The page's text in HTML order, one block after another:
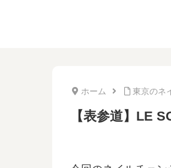
ホーム 東京のネ
【表参道】LE